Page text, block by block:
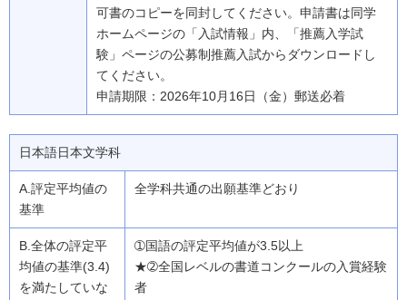
可書のコピーを同封してください。申請書は同学
ホームページの「入試情報」内、「推薦入学試
験」ページの公募制推薦入試からダウンロードし
てください。
申請期限：2026年10月16日（金）郵送必着
日本語日本文学科
全学科共通の出願基準どおり
➀国語の評定平均値が3.5以上
★➁全国レベルの書道コンクールの入賞経験
者